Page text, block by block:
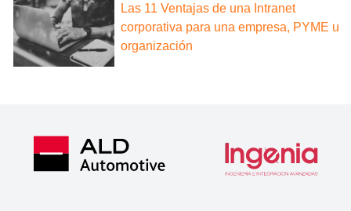
Las 11 Ventajas de una Intranet
corporativa para una empresa, PYME u
organización